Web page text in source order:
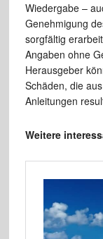
Wiedergabe –
Genehmigung
sorgfältig
Angaben ohne
Herausgeber
Schäden, die
Anleitungen
Weitere